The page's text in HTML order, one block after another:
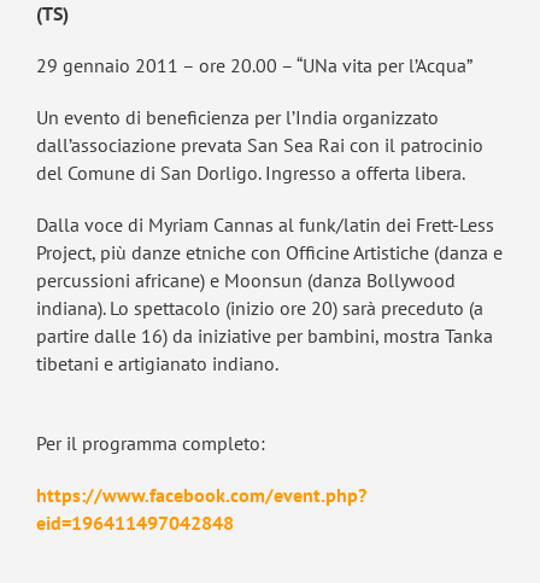
(TS)
29 gennaio 2011 – ore 20.00 – “UNa vita per l’Acqua”
Un evento di beneficienza per l’India organizzato
dall’associazione prevata San Sea Rai con il patrocinio
del Comune di San Dorligo. Ingresso a offerta libera.
Dalla voce di Myriam Cannas al funk/latin dei Frett-Less
Project, più danze etniche con Officine Artistiche (danza e
percussioni africane) e Moonsun (danza Bollywood
indiana). Lo spettacolo (inizio ore 20) sarà preceduto (a
partire dalle 16) da iniziative per bambini, mostra Tanka
tibetani e artigianato indiano.
Per il programma completo:
https://www.facebook.com/event.php?
eid=196411497042848